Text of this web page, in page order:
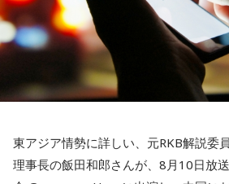
＜番組概要＞
番組名：SCHOOL OF LOCK!
放送日時：月曜～木曜 22:00～23:55
パーソナリティ：アンジー校長（アン
Gacharic Spin）、たんぼ教頭（溝上た
番組Webサイト：https://
ニッポン放送「ナイツ ザ・ラジオシ
ゲスト6人夏物語～現金6万円もあたる
■放送日時：8月24日（月）～8月27
■出演者：
8月24日（月）ナイツ、平野ノラ ＜
木保奈美
東アジア情勢に詳しい、元RKB解説委
理事長の飯田和郎さんが、8月10日放